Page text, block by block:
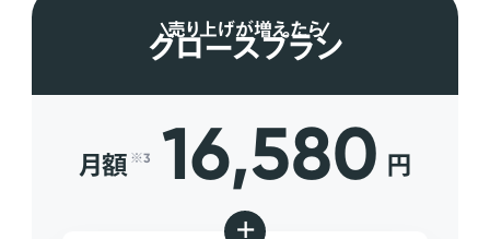
売り上げが増えたら
グロースプラン
月額 ※3 16,580 円